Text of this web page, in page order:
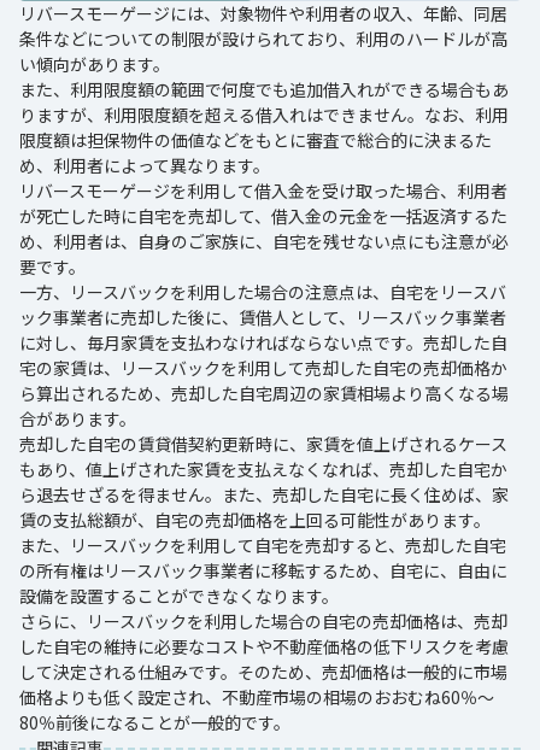
リバースモーゲージには、対象物件や利用者の収入、年齢、同居
条件などについての制限が設けられており、利用のハードルが高
い傾向があります。
また、利用限度額の範囲で何度でも追加借入れができる場合もあ
りますが、利用限度額を超える借入れはできません。なお、利用
限度額は担保物件の価値などをもとに審査で総合的に決まるた
め、利用者によって異なります。
リバースモーゲージを利用して借入金を受け取った場合、利用者
が死亡した時に自宅を売却して、借入金の元金を一括返済するた
め、利用者は、自身のご家族に、自宅を残せない点にも注意が必
要です。
一方、リースバックを利用した場合の注意点は、自宅をリースバ
ック事業者に売却した後に、賃借人として、リースバック事業者
に対し、毎月家賃を支払わなければならない点です。売却した自
宅の家賃は、リースバックを利用して売却した自宅の売却価格か
ら算出されるため、売却した自宅周辺の家賃相場より高くなる場
合があります。
売却した自宅の賃貸借契約更新時に、家賃を値上げされるケース
もあり、値上げされた家賃を支払えなくなれば、売却した自宅か
ら退去せざるを得ません。また、売却した自宅に長く住めば、家
賃の支払総額が、自宅の売却価格を上回る可能性があります。
また、リースバックを利用して自宅を売却すると、売却した自宅
の所有権はリースバック事業者に移転するため、自宅に、自由に
設備を設置することができなくなります。
さらに、リースバックを利用した場合の自宅の売却価格は、売却
した自宅の維持に必要なコストや不動産価格の低下リスクを考慮
して決定される仕組みです。そのため、売却価格は一般的に市場
価格よりも低く設定され、不動産市場の相場のおおむね60％～
80％前後になることが一般的です。